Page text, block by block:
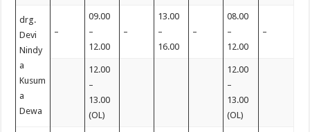
drg.
Devi
Nindy
a
Kusum
a
Dewa
–
09.00
–
12.00
–
13.00
–
16.00
–
08.00
–
12.00
–
12.00
–
13.00
(OL)
12.00
–
13.00
(OL)